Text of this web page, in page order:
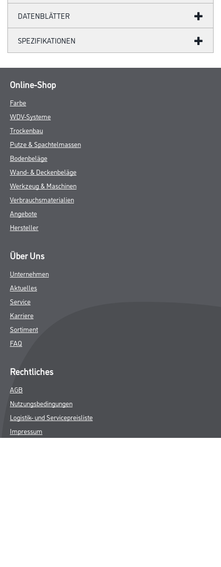
DATENBLÄTTER
SPEZIFIKATIONEN
Online-Shop
Farbe
WDV-Systeme
Trockenbau
Putze & Spachtelmassen
Bodenbeläge
Wand- & Deckenbeläge
Werkzeug & Maschinen
Verbrauchsmaterialien
Angebote
Hersteller
Über Uns
Unternehmen
Aktuelles
Service
Karriere
Sortiment
FAQ
Rechtliches
AGB
Nutzungsbedingungen
Logistik- und Servicepreisliste
Impressum